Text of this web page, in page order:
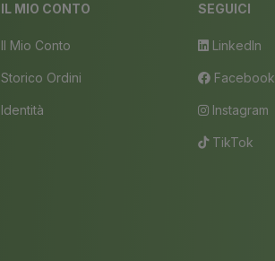
IL MIO CONTO
Il Mio Conto
Storico Ordini
Identità
SEGUICI
LinkedIn
Facebook
Instagram
TikTok